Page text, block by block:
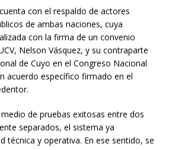
con el respaldo de actores
de ambas naciones, cuya
con la firma de un convenio
Nelson Vásquez, y su contraparte
de Cuyo en el Congreso Nacional
acuerdo específico firmado en el
de pruebas exitosas entre dos
separados, el sistema ya
técnica y operativa. En ese sentido, se